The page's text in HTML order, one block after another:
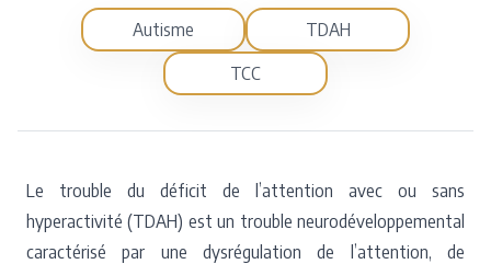
Autisme
TDAH
TCC
Le trouble du déficit de l’attention avec ou sans
hyperactivité (TDAH) est un trouble neurodéveloppemental
caractérisé par une dysrégulation de l’attention, de